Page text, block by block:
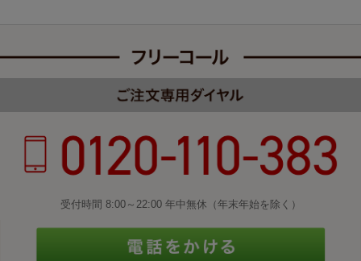
受付時間 8:00～22:00 年中無休（年末年始を除く）